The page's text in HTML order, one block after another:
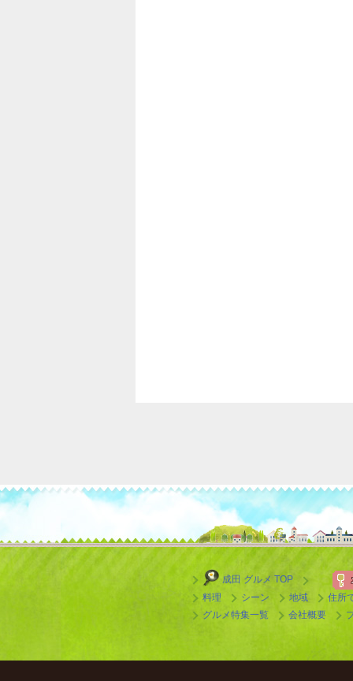
成田 グルメ TOP
料理
シーン 地域
住所
グルメ特集一覧
会社概要